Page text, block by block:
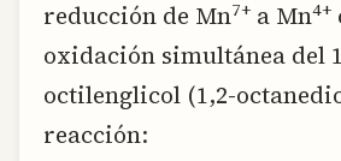
reducción de Mn7+ a Mn4+
oxidación simultánea del
octilenglicol (1,2-
reacción: